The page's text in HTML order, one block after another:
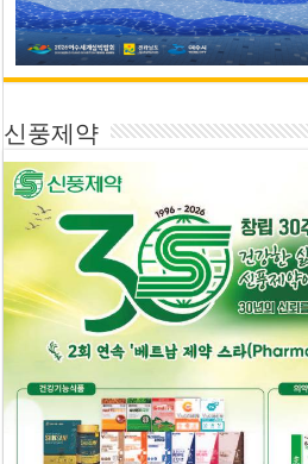
신풍제약